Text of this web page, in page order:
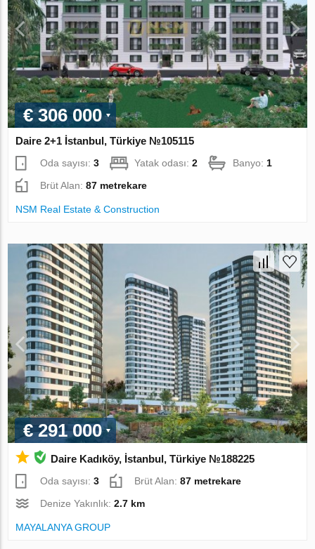
€ 306 000
Daire 2+1 İstanbul, Türkiye №105115
Oda sayısı:3 Yatak odası:2 Banyo: 1
Brüt Alan:87 metrekare
NSM Real Estate & Construction
€ 291 000
Daire Kadıköy, İstanbul, Türkiye №188225
Oda sayısı:3 Brüt Alan:87 metrekare
Denize Yakınlık:2.7 km
MAYALANYA GROUP